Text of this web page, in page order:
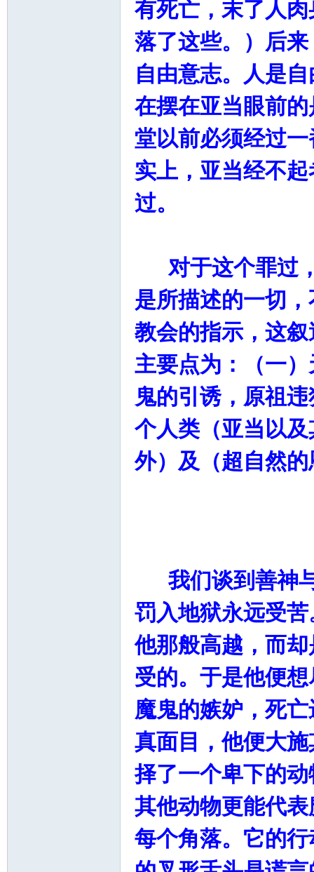
有死亡，末了人
落了这些。）后
自由意志。人是
在摆在亚当眼前
堂以前必须经过
实上，亚当经不
过。
对于这个罪过，
是所描述的一切
教会的指示，这
主要点为：（一
鬼的引诱，原祖
个人类（亚当以
外）及（超自然
我们谈到善神与
罚入地狱永远受
他那般高越，而
受的。于是他便
魔鬼的嫉妒，死
真面目，他便大
择了一个卑下的
其他动物更能代
每个角落。它的